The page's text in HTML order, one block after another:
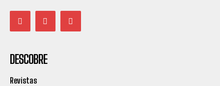
DESCOBRE
Revistas